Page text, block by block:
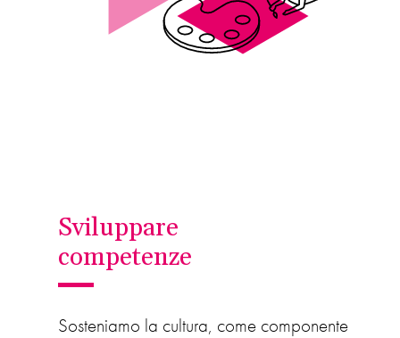
Sviluppare
competenze
Sosteniamo la cultura, come componente